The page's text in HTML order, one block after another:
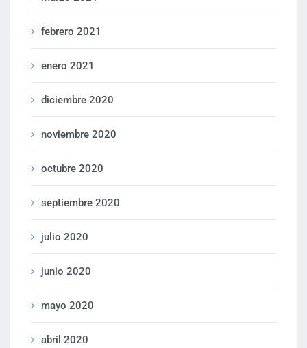
febrero 2021
enero 2021
diciembre 2020
noviembre 2020
octubre 2020
septiembre 2020
julio 2020
junio 2020
mayo 2020
abril 2020